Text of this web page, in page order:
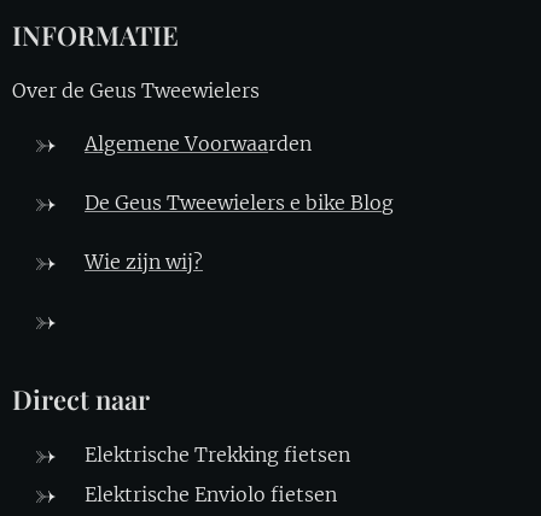
INFORMATIE
Over de Geus Tweewielers
Algemene Voorwaarden
De Geus Tweewielers e bike Blog
Wie zijn wij?
Direct naar
Elektrische Trekking fietsen
Elektrische Enviolo fietsen